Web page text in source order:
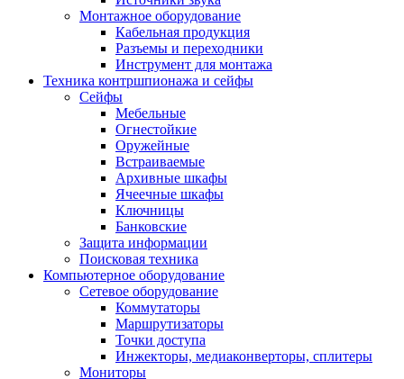
Монтажное оборудование
Кабельная продукция
Разъемы и переходники
Инструмент для монтажа
Техника контршпионажа и сейфы
Сейфы
Мебельные
Огнестойкие
Оружейные
Встраиваемые
Архивные шкафы
Ячеечные шкафы
Ключницы
Банковские
Защита информации
Поисковая техника
Компьютерное оборудование
Сетевое оборудование
Коммутаторы
Маршрутизаторы
Точки доступа
Инжекторы, медиаконверторы, сплитеры
Мониторы